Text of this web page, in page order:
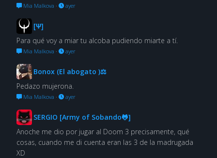
Mia Malkova · ayer
[Ψ]
Para qué voy a miar tu alcoba pudiendo miarte a tí.
Mia Malkova · ayer
Bonox (El abogato )⚖
Pedazo mujerona.
Mia Malkova · ayer
SERGIO [Army of Sobando🐸]
Anoche me dio por jugar al Doom 3 precisamente, qué
cosas, cuando me di cuenta eran las 3 de la madrugada
XD